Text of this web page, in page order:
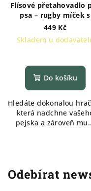
Flísové přetahovadlo
psa – rugby míček s
ovečkou
449 Kč
Skladem u
Do košíku
Hledáte dokonalou
která nadchne
pejska a zároveň
Odebírat